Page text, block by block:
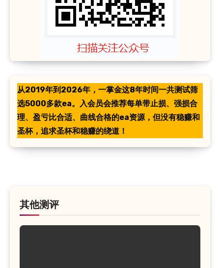
从2019年到2026年，一掌金这8年时间一共测试筛
选5000多款ea。入会员会推荐每单带止损、强损合
理、盈亏比合适、曲线合格的ea资源，但没有稳赚和
圣杯，追求圣杯和稳赚的绕道！
其他测评